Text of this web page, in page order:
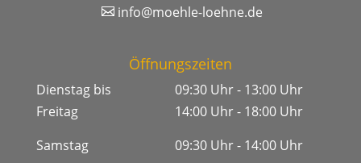
info@moehle-loehne.de
Öffnungszeiten
Dienstag bis
Freitag
09:30 Uhr - 13:00 Uhr
14:00 Uhr - 18:00 Uhr
Samstag
09:30 Uhr - 14:00 Uhr